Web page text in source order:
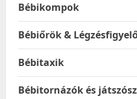
Bébikompok
Bébiőrök &
Bébitaxik
Bébitornázók és